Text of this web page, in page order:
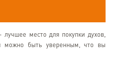
место для покупки духов,
можно быть уверенным, что вы